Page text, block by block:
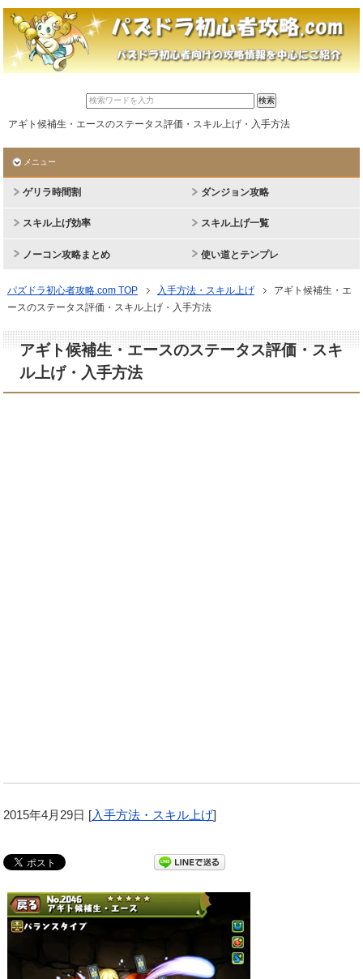
アギト候補生・エースのステータス評価・スキル上げ・入手方法
メニュー
ゲリラ時間割 ダンジョン攻略
スキル上げ効率 スキル上げ一覧
ノーコン攻略まとめ 使い道とテンプレ
パズドラ初心者攻略.com TOP 入手方法・スキル上げ
アギト候補生・エ
ースのステータス評価・スキル上げ・入手方法
アギト候補生・エースのステータス評価・スキ
ル上げ・入手方法
2015年4月29日 [入手方法・スキル上げ]